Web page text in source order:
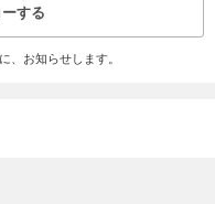
する
お知らせします。